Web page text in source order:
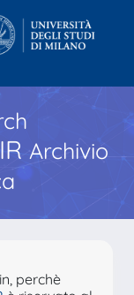
Archivio
perchè